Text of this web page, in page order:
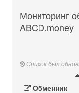
Мониторинг
ABCD.money
Список был
Обменник